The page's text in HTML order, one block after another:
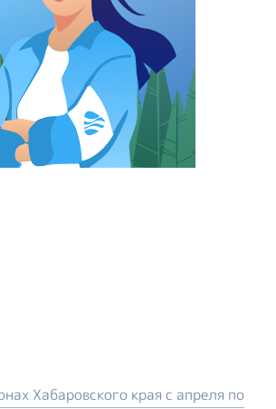
Хабаровского края с апреля по